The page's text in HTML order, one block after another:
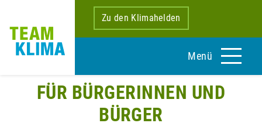
Zu den Klimahelden
Menü
FÜR BÜRGERINNEN UND
BÜRGER